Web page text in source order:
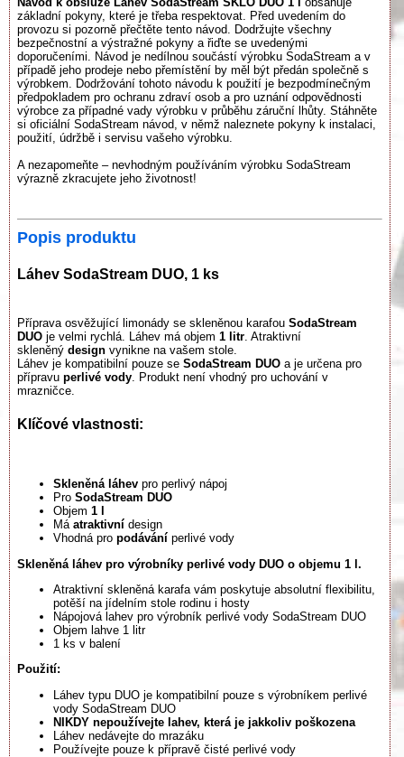
základní pokyny, které je třeba respektovat. Před uvedením do
provozu si pozorně přečtěte tento návod. Dodržujte všechny
bezpečnostní a výstražné pokyny a řiďte se uvedenými
doporučeními. Návod je nedílnou součástí výrobku SodaStream a v
případě jeho prodeje nebo přemístění by měl být předán společně s
výrobkem. Dodržování tohoto návodu k použití je bezpodmínečným
předpokladem pro ochranu zdraví osob a pro uznání odpovědnosti
výrobce za případné vady výrobku v průběhu záruční lhůty. Stáhněte
si oficiální SodaStream návod, v němž naleznete pokyny k instalaci,
použití, údržbě i servisu vašeho výrobku.
A nezapomeňte – nevhodným používáním výrobku SodaStream
výrazně zkracujete jeho životnost!
Popis produktu
Láhev SodaStream DUO, 1 ks
Příprava osvěžující limonády se skleněnou karafou SodaStream
DUO je velmi rychlá. Láhev má objem 1 litr . Atraktivní
skleněný design vynikne na vašem stole.
Láhev je kompatibilní pouze se SodaStream DUO a je určena pro
přípravu perlivé vody . Produkt není vhodný pro uchování v
mrazničce.
Klíčové vlastnosti:
Skleněná láhev pro perlivý nápoj
Pro SodaStream DUO
Objem 1 l
Má atraktivní design
Vhodná pro podávání perlivé vody
Skleněná láhev pro výrobníky perlivé vody DUO o objemu 1 l.
Atraktivní skleněná karafa vám poskytuje absolutní flexibilitu,
potěší na jídelním stole rodinu i hosty
Nápojová lahev pro výrobník perlivé vody SodaStream DUO
Objem lahve 1 litr
1 ks v balení
Použití:
Láhev typu DUO je kompatibilní pouze s výrobníkem perlivé
vody SodaStream DUO
NIKDY nepoužívejte lahev, která je jakkoliv poškozena
Láhev nedávejte do mrazáku
Používejte pouze k přípravě čisté perlivé vody